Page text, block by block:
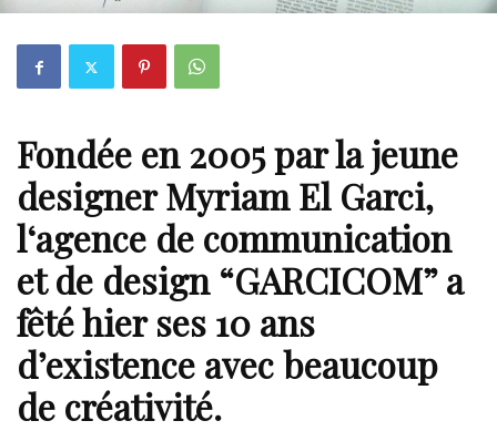
Fondée en 2005 par la jeune
designerMyriam El Garci,
l‘agence de communication
et de design“GARCICOM” a
fêté hier ses 10 ans
d’existence avec beaucoup
de créativité.